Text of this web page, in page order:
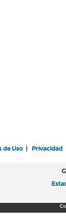
de Uso Privacidad